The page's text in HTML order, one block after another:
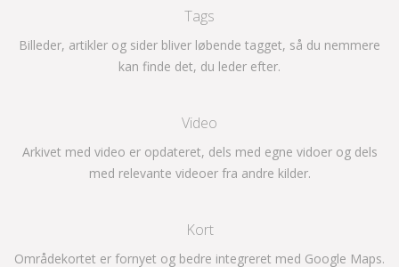
Tags
Billeder, artikler og sider bliver løbende tagget, så du nemmere
kan finde det, du leder efter.
Video
Arkivet med video er opdateret, dels med egne vidoer og dels
med relevante videoer fra andre kilder.
Kort
Områdekortet er fornyet og bedre integreret med Google Maps.